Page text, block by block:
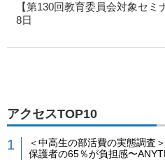
【第130回教育委員会対象セ
8日
アクセスTOP10
＜中高生の部活費の実態調査
保護者の65％が負担感〜